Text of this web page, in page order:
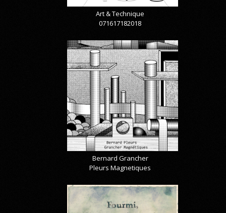
Art & Technique
071617182018
Bernard Grancher
Pleurs Magnetiques